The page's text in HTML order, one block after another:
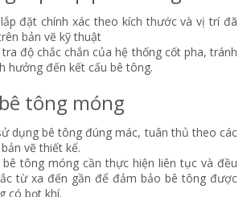
đặt chính xác theo kích thước và vị trí đã
bản vẽ kỹ thuật
độ chắc chắn của hệ thống cốt pha, tránh
hưởng đến kết cấu bê tông.
tông móng
dụng bê tông đúng mác, tuân thủ theo các
vẽ thiết kế.
tông móng cần thực hiện liên tục và đều
từ xa đến gần để đảm bảo bê tông được
có bọt khí.